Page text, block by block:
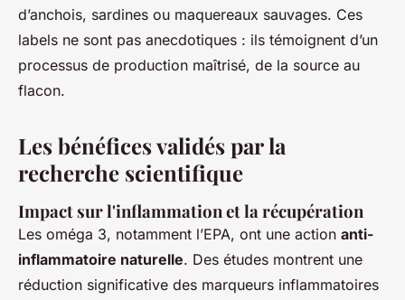
d’anchois, sardines ou maquereaux sauvages. Ces
labels ne sont pas anecdotiques : ils témoignent d’un
processus de production maîtrisé, de la source au
flacon.
Les bénéfices validés par la
recherche scientifique
Impact sur l'inflammation et la récupération
Les oméga 3, notamment l’EPA, ont une action anti-
inflammatoire naturelle. Des études montrent une
réduction significative des marqueurs inflammatoires